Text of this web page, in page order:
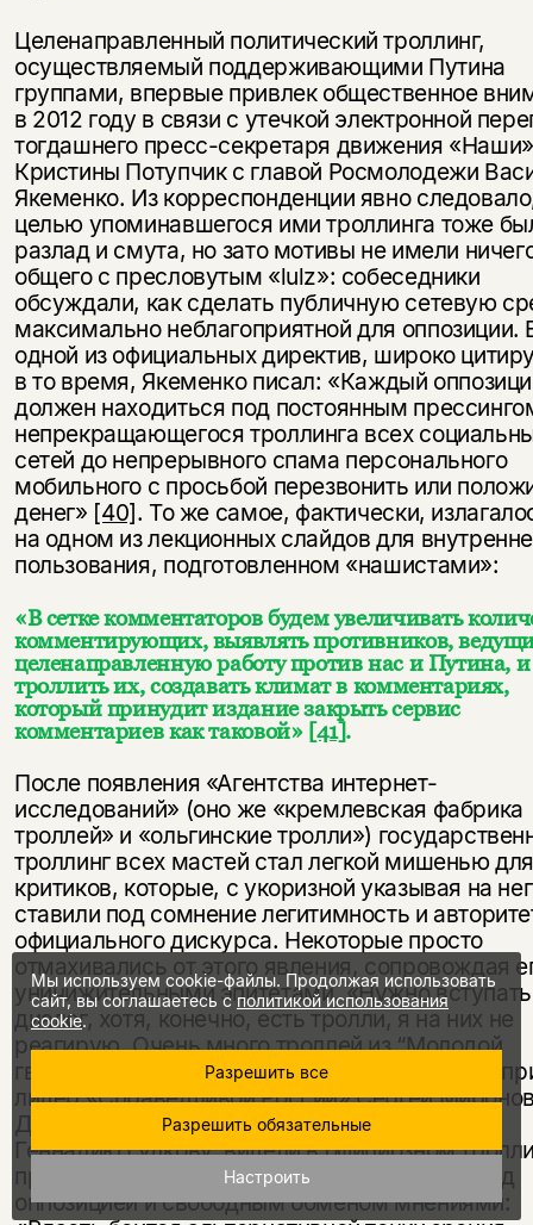
Целенаправленный политический троллинг,
осуществляемый поддерживающими Путина
группами, впервые привлек общественное
в 2012 году в связи с утечкой электронной
тогдашнего пресс-секретаря движения «Наши»
Кристины Потупчик с главой Росмолодежи
Якеменко. Из корреспонденции явно
целью упоминавшегося ими троллинга тоже
разлад и смута, но зато мотивы не имели
общего с пресловутым «lulz»: собеседники
обсуждали, как сделать публичную сетевую
максимально неблагоприятной для оппозиции.
одной из официальных директив, широко
в то время, Якеменко писал: «Каждый
должен находиться под постоянным
непрекращающегося троллинга всех
сетей до непрерывного спама персонального
мобильного с просьбой перезвонить или
денег» [40]. То же самое, фактически,
на одном из лекционных слайдов для
пользования, подготовленном «нашистами»:
«В сетке комментаторов будем увеличивать
комментирующих, выявлять противников,
целенаправленную работу против нас и Путина, и
троллить их, создавать климат в комментариях,
который принудит издание закрыть сервис
комментариев как таковой» [41].
После появления «Агентства интернет-
исследований» (оно же «кремлевская фабрика
троллей» и «ольгинские тролли»)
троллинг всех мастей стал легкой мишенью
критиков, которые, с укоризной указывая на
ставили под сомнение легитимность и
официального дискурса. Некоторые просто
отмахивались от этого явления, сопровождая
уничижительными эпитетами. «Нужно
диалог, хотя, конечно, есть тролли, я на них не
реагирую. Очень много троллей из “Молодой
гвардии”, неадекватные люди», – говорил,
лидер «Справедливой России» Сергей
Другие, подобно оппозиционному политику
Геннадию Гудкову, видели в официозном
проявление страха политической элиты перед
оппозицией и свободным обменом мнениями:
Мы используем cookie-файлы. Продолжая использовать
сайт, вы соглашаетесь сполитикой использования
cookie.
Разрешить все
Разрешить обязательные
Настроить